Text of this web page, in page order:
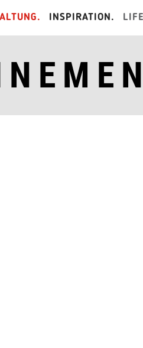
INSPIRATION.